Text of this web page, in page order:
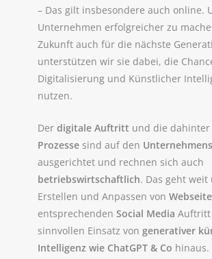
– Das gilt insbesondere auch online.
Unternehmen erfolgreicher zu
Zukunft auch für die nächste
unterstützen wir sie dabei, die
Digitalisierung und Künstlicher
nutzen.
Der digitale Auftritt und die dahinter
Prozessesind auf den
ausgerichtet und rechnen sich auch
betriebswirtschaftlich. Das geht weit
Erstellen und Anpassen von
entsprechenden Social Media Auftritt
sinnvollen Einsatz von generativer
Intelligenz wie ChatGPT & Co hinaus.